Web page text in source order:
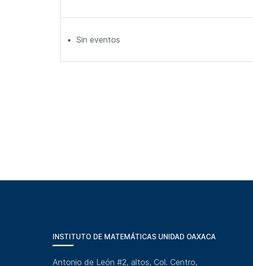
Sin eventos
INSTITUTO DE MATEMÁTICAS UNIDAD OAXACA
Antonio de León #2, altos, Col. Centro,